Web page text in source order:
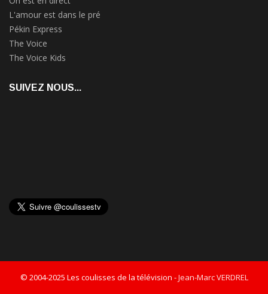
L'amour est dans le pré
Pékin Express
The Voice
The Voice Kids
SUIVEZ NOUS...
© 2004-2025 Les coulisses de la télévision -Jean-Marc VERDREL